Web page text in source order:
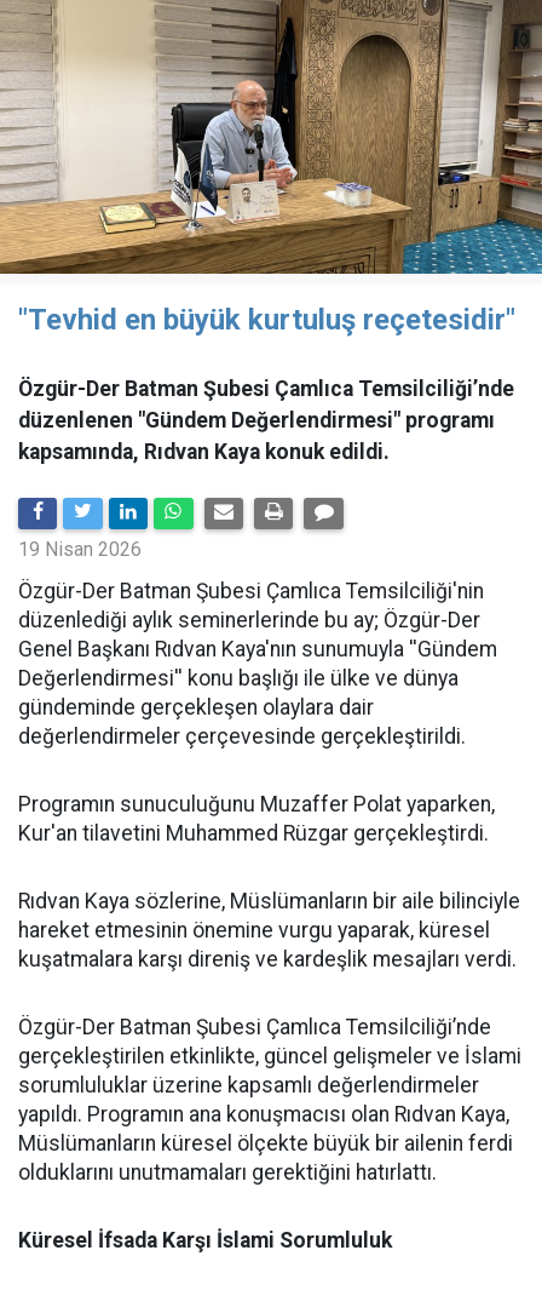
"Tevhid en büyük kurtuluş reçetesidir"
Özgür-Der Batman Şubesi Çamlıca Temsilciliği’nde
düzenlenen "Gündem Değerlendirmesi" programı
kapsamında, Rıdvan Kaya konuk edildi.
19 Nisan 2026
​Özgür-Der Batman Şubesi Çamlıca Temsilciliği'nin
düzenlediği aylık seminerlerinde bu ay; Özgür-Der
Genel Başkanı Rıdvan Kaya'nın sunumuyla ''Gündem
Değerlendirmesi'' konu başlığı ile ülke ve dünya
gündeminde gerçekleşen olaylara dair
değerlendirmeler çerçevesinde gerçekleştirildi.
Programın sunuculuğunu Muzaffer Polat yaparken,
Kur'an tilavetini Muhammed Rüzgar gerçekleştirdi.
Rıdvan Kaya sözlerine, Müslümanların bir aile bilinciyle
hareket etmesinin önemine vurgu yaparak, küresel
kuşatmalara karşı direniş ve kardeşlik mesajları verdi.
Özgür-Der Batman Şubesi Çamlıca Temsilciliği’nde
gerçekleştirilen etkinlikte, güncel gelişmeler ve İslami
sorumluluklar üzerine kapsamlı değerlendirmeler
yapıldı. Programın ana konuşmacısı olan Rıdvan Kaya,
Müslümanların küresel ölçekte büyük bir ailenin ferdi
olduklarını unutmamaları gerektiğini hatırlattı.
Küresel İfsada Karşı İslami Sorumluluk